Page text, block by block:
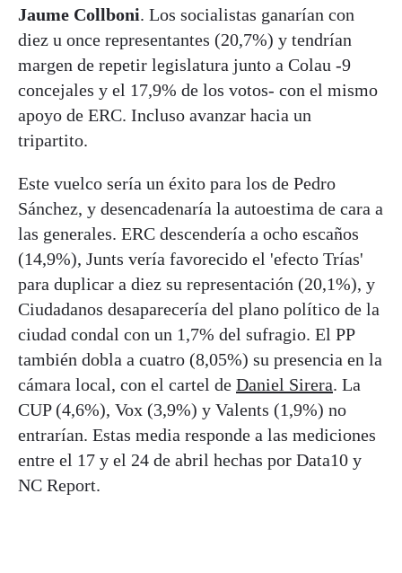
Jaume Collboni. Los socialistas ganarían con
diez u once representantes (20,7%) y tendrían
margen de repetir legislatura junto a Colau -9
concejales y el 17,9% de los votos- con el mismo
apoyo de ERC. Incluso avanzar hacia un
tripartito.
Este vuelco sería un éxito para los de Pedro
Sánchez, y desencadenaría la autoestima de cara a
las generales. ERC descendería a ocho escaños
(14,9%), Junts vería favorecido el 'efecto Trías'
para duplicar a diez su representación (20,1%), y
Ciudadanos desaparecería del plano político de la
ciudad condal con un 1,7% del sufragio. El PP
también dobla a cuatro (8,05%) su presencia en la
cámara local, con el cartel de Daniel Sirera. La
CUP (4,6%), Vox (3,9%) y Valents (1,9%) no
entrarían. Estas media responde a las mediciones
entre el 17 y el 24 de abril hechas por Data10 y
NC Report.